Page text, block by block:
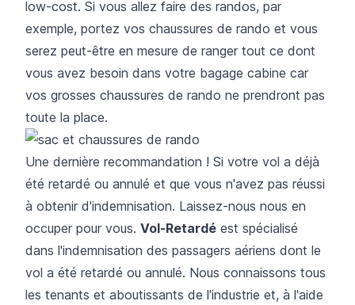
low-cost. Si vous allez faire des randos, par
exemple, portez vos chaussures de rando et vous
serez peut-être en mesure de ranger tout ce dont
vous avez besoin dans votre bagage cabine car
vos grosses chaussures de rando ne prendront pas
toute la place.
Une dernière recommandation ! Si votre vol a déjà
été retardé ou annulé et que vous n'avez pas réussi
à obtenir d'indemnisation. Laissez-nous nous en
occuper pour vous. Vol-Retardé est spécialisé
dans l'indemnisation des passagers aériens dont le
vol a été retardé ou annulé. Nous connaissons tous
les tenants et aboutissants de l'industrie et, à l'aide